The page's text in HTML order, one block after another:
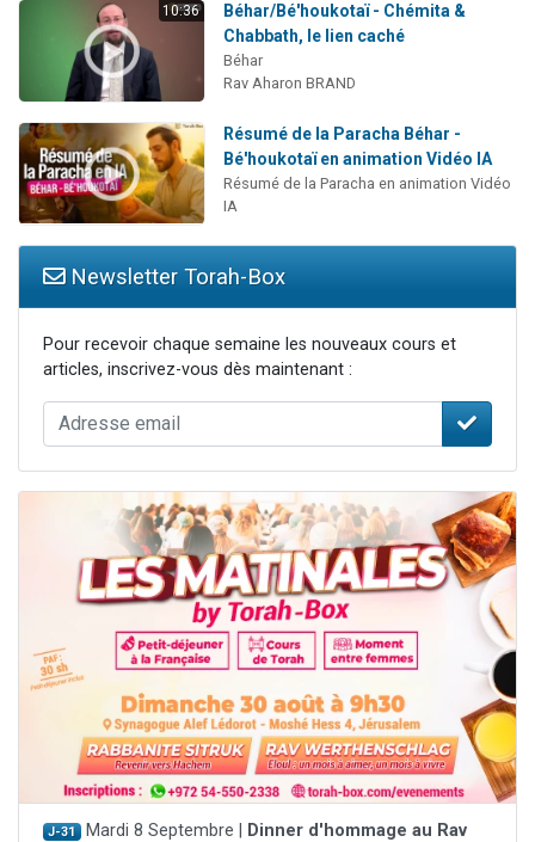
10:36
Béhar/Bé'houkotaï - Chémita &
Chabbath, le lien caché
Béhar
Rav Aharon BRAND
Résumé de la Paracha Béhar -
Bé'houkotaï en animation Vidéo IA
Résumé de la Paracha en animation Vidéo
IA
Newsletter Torah-Box
Pour recevoir chaque semaine les nouveaux cours et
articles, inscrivez-vous dès maintenant :
J-31 Mardi 8 Septembre |
Dinner d'hommage au Rav